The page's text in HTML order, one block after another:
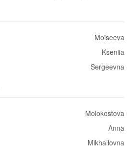
Moiseeva
Kseniia
Sergeevna
Molokostova
Anna
Mikhailovna